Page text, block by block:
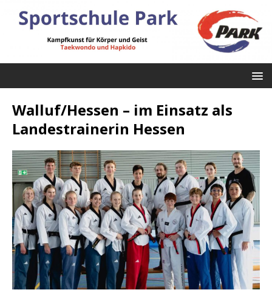
Walluf/Hessen – im Einsatz als
Landestrainerin Hessen